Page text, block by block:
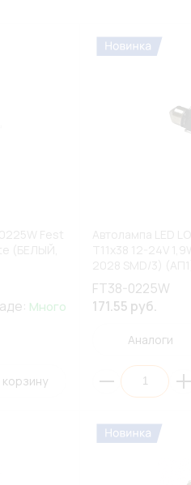
Много
корзину
FT38-0225W
171.55 руб.
Аналоги